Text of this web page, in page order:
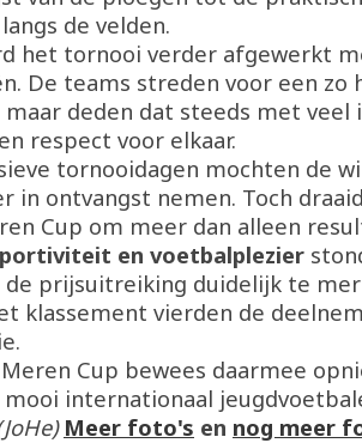
de velden.
het tornooi verder afgewerkt
De teams streden voor een zo
maar deden dat steeds met veel
respect voor elkaar.
tornooidagen mochten de
in ontvangst nemen. Toch
Cup om meer dan alleen
en voetbalplezier
de prijsuitreiking duidelijk te
klassement vierden de
Cup bewees daarmee
mooi internationaal
Meer foto's en nog meer